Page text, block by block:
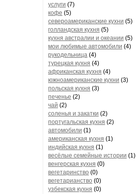
услуги (7)
кофе (5)
североамериканские кухни (5)
голландская кухня (5)
кухня австралии и океании (5)
мои любимые автомобили (4)
рукодельница (4)
турецкая кухня (4)
африканская кухня (4)
южноамериканские кухни (3)
польская кухня (3)
печенье (2)
чай (2)
соленья и закатки (2)
португальская кухня (2)
автомобили (1)
американская кухня (1)
индийская кухня (1)
весёлые семейные истории (1)
венгерская кухня (0)
вегетаринство (0)
вегетарианство (0)
узбекская кухня (0)